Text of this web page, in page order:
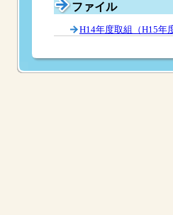
ファイル
H14年度取組（H15年